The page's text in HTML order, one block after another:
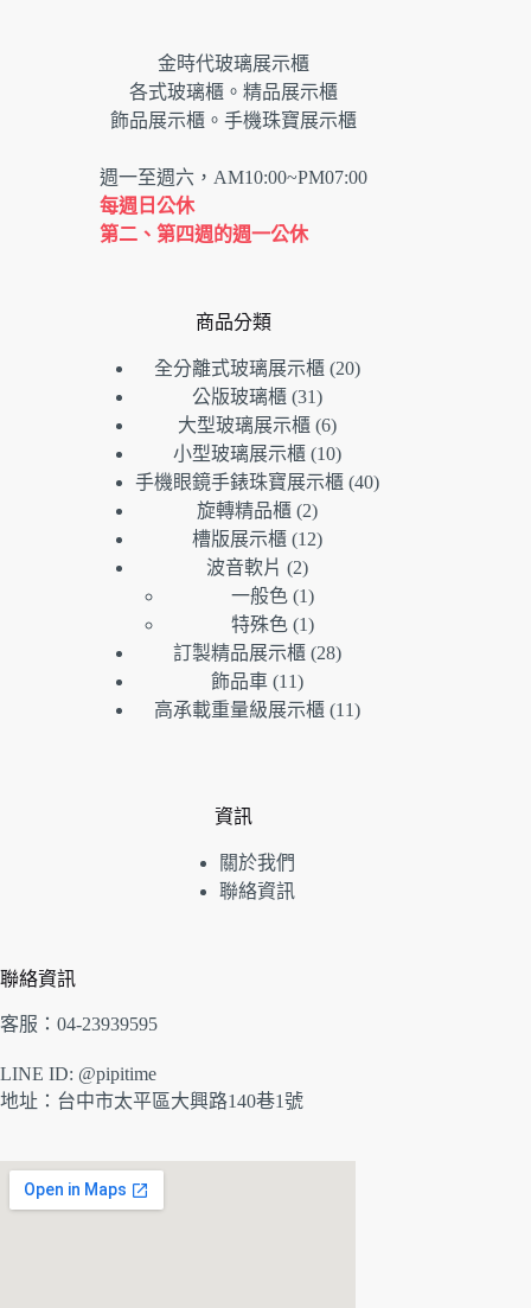
金時代玻璃展示櫃
各式玻璃櫃。精品展示櫃
飾品展示櫃。手機珠寶展示櫃
週一至週六，AM10:00~PM07:00
每週日公休
第二、第四週的週一公休
商品分類
全分離式玻璃展示櫃 2020
公版玻璃櫃 3131
個
產
品
大型玻璃展示櫃 66
個
產
小型玻璃展示櫃 1010
個
手機眼鏡手錶珠寶展示櫃 4040
旋轉精品櫃 22
個
品
槽版展示櫃 1212
波音軟片 22
個
產
品
一般色 11
個
產
特殊色 11
個
品
訂製精品展示櫃 2828
產
飾品車 1111
個
高承載重量級展示櫃 1111
資訊
關於我們
聯絡資訊
聯絡資訊
客服：04-23939595
LINE ID: @pipitime
地址： 台中市太平區大興路140巷1號